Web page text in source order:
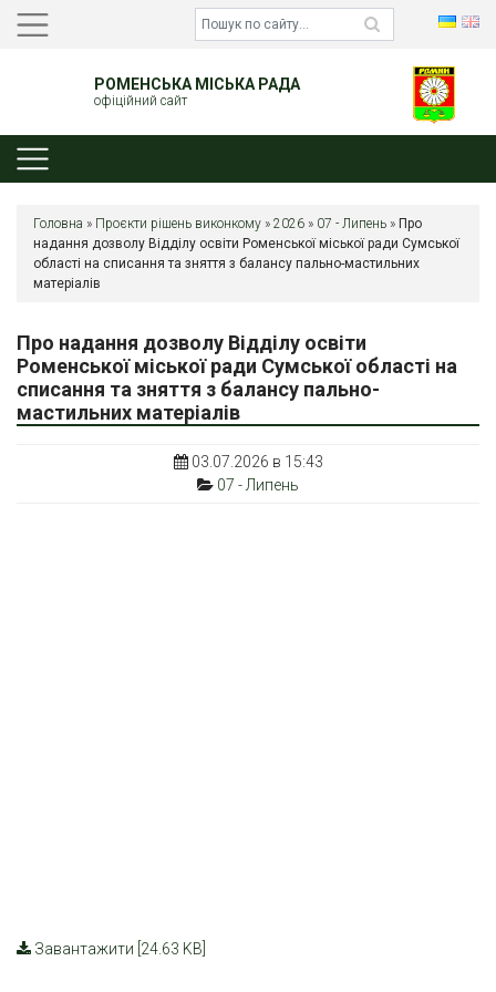
РОМЕНСЬКА МІСЬКА РАДА
офіційний сайт
Головна » Проєкти рішень виконкому » 2026 » 07 - Липень » Про
надання дозволу Відділу освіти Роменської міської ради Сумської
області на списання та зняття з балансу пально-мастильних
матеріалів
Про надання дозволу Відділу освіти
Роменської міської ради Сумської області на
списання та зняття з балансу пально-
мастильних матеріалів
03.07.2026 в 15:43
07 - Липень
Завантажити [24.63 KB]